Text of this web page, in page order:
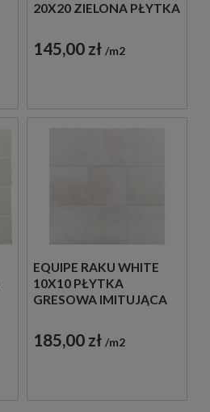
20X20 ZIELONA PŁYTKA
DEKORACYJNA
145,00 zł m2
EQUIPE RAKU WHITE
10X10 PŁYTKA
GRESOWA IMITUJĄCA
185,00 zł m2